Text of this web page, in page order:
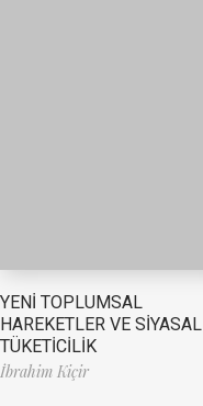
YENİ TOPLUMSAL
HAREKETLER VE SİYASAL
TÜKETİCİLİK
İbrahim Kiçir